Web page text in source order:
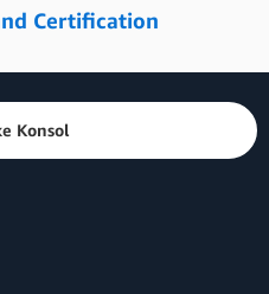
Certification
Konsol